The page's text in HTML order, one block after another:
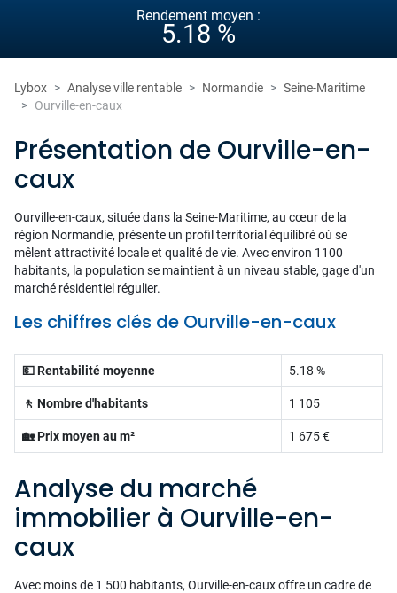
Rendement moyen :
5.18 %
Lybox Analyse ville rentable Normandie
Seine-Maritime
Ourville-en-caux
Présentation de Ourville-en-
caux
Ourville-en-caux, située dans la Seine-Maritime, au cœur de la
région Normandie, présente un profil territorial équilibré où se
mêlent attractivité locale et qualité de vie. Avec environ 1100
habitants, la population se maintient à un niveau stable, gage d'un
marché résidentiel régulier.
Les chiffres clés de Ourville-en-caux
💵 Rentabilité moyenne 5.18 %
🚶 Nombre d'habitants 1 105
🏡 Prix moyen au m² 1 675 €
Analyse du marché
immobilier à Ourville-en-
caux
Avec moins de 1 500 habitants, Ourville-en-caux offre un cadre de